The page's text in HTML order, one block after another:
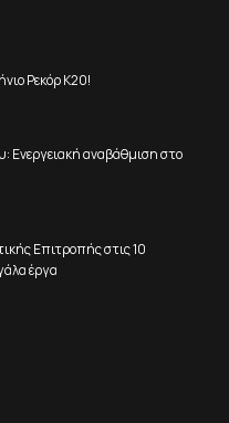
Ρεκόρ Κ20!
Ενεργειακή αναβάθμιση στο
Επιτροπής στις 10
έργα